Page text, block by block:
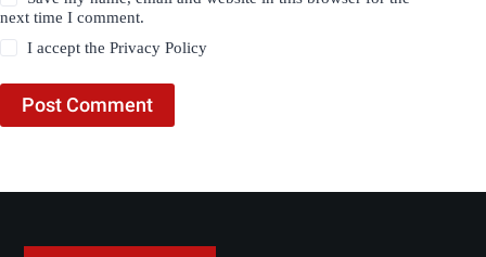
next time I comment.
I accept thePrivacy Policy
Post Comment